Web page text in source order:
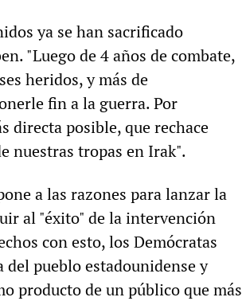
ya se han sacrificado
"Luego de 4 años de combate,
heridos, y más de
fin a la guerra. Por
directa posible, que rechace
nuestras tropas en Irak".
a las razones para lanzar la
al "éxito" de la intervención
con esto, los Demócratas
pueblo estadounidense y
producto de un público que más